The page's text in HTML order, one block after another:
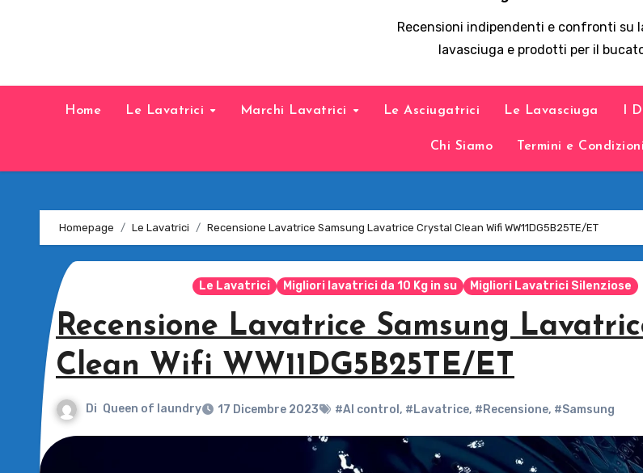
Recensioni indipendenti e confronti su
lavasciuga e prodotti per il
Home Le Lavatrici Marchi Lavatrici Le Asciugatrici Le Lavasciuga I
Chi Siamo Termini e Condizioni
Homepage Le Lavatrici Recensione Lavatrice Samsung Lavatrice Crystal Clean Wifi WW11DG5B25TE/ET
Le Lavatrici Migliori lavatrici da 10 Kg in su Migliori Lavatrici Silenziose
Recensione Lavatrice Samsung
Clean Wifi WW11DG5B25TE/ET
Di Queen of laundry 17 Dicembre 2023 #AI control , #Lavatrice, #Recensione, #Samsung